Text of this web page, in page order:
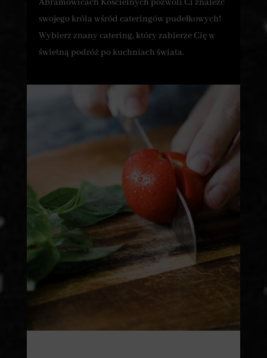
Abramowicach Kościelnych pozwoli Ci znaleźć
swojego króla wśród cateringów pudełkowych!
Wybierz znany catering, który zabierze Cię w
świetną podróż po kuchniach świata.